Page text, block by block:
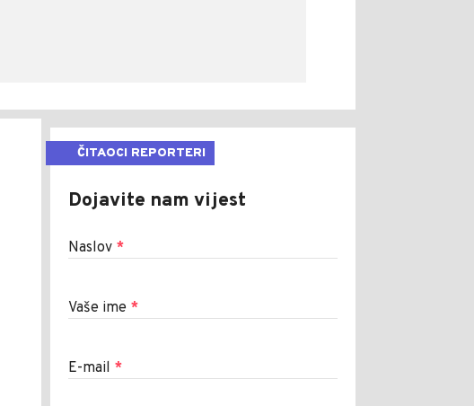
ČITAOCI REPORTERI
Dojavite nam vijest
Naslov *
Vaše ime *
E-mail *